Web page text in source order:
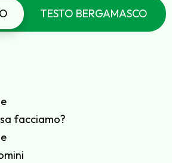
TESTO BERGAMASCO
facciamo?